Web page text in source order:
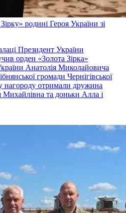
родині Героя України зі
Президент України
орден «Золота Зірка»
Анатолія Миколайовича
громади Чернігівської
нагороду отримали дружина
Михайлівна та доньки Алла і